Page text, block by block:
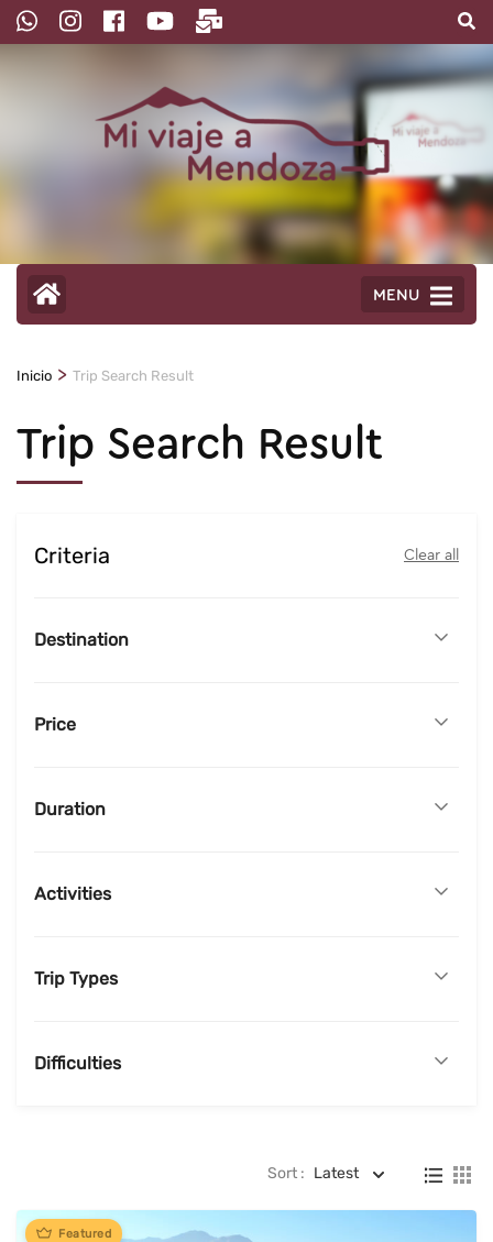
Saltar
al
MENU
Inicio > Trip Search Result
Trip Search Result
Criteria Clear all
Destination
Price
Duration
Activities
Trip Types
Difficulties
Sort : Latest
Featured